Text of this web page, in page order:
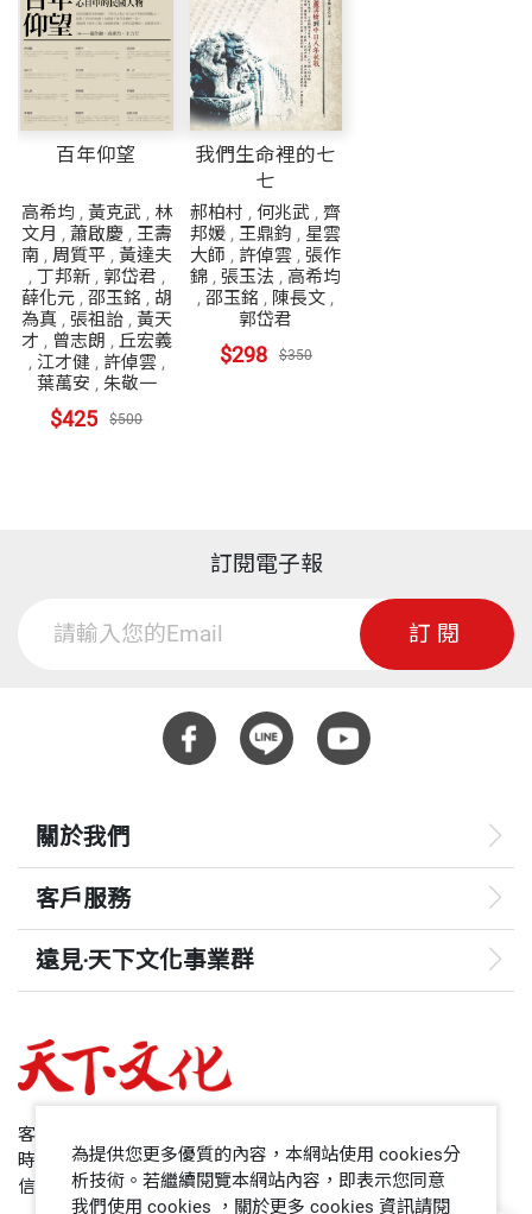
百年仰望
高希均, 黃克武, 林
文月 , 蕭啟慶, 王壽
南, 周質平, 黃達夫
, 丁邦新, 郭岱君 ,
薛化元, 邵玉銘 , 胡
為真, 張祖詒, 黃天
才 , 曾志朗 , 丘宏義
, 江才健, 許倬雲,
葉萬安 , 朱敬一
$425 $500
我們生命裡的七
七
郝柏村 , 何兆武 ,齊
邦媛 ,王鼎鈞 , 星雲
大師 , 許倬雲 , 張作
錦 , 張玉法 , 高希均
,邵玉銘 , 陳長文 ,
郭岱君
$298 $350
訂閱電子報
訂閱
關於我們
客戶服務
遠見‧天下文化事業群
哈佛商業評論
領導影響力學院
客服專線：+886 2 2662-0012
時間：週一~週五9:00~12:30;13:30~17:00
信箱：service@cwgv.com.tw
為提供您更多優質的內容，本網站使用 cookies分
析技術。若繼續閱覽本網站內容，即表示您同意
我們使用 cookies ，關於更多 cookies 資訊請閱